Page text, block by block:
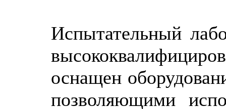
Испытательный
оснащен
позволяющими